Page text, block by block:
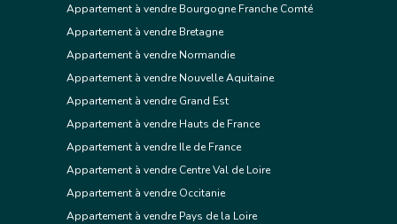
Appartement à vendre Bourgogne Franche Comté
Appartement à vendre Bretagne
Appartement à vendre Normandie
Appartement à vendre Nouvelle Aquitaine
Appartement à vendre Grand Est
Appartement à vendre Hauts de France
Appartement à vendre Ile de France
Appartement à vendre Centre Val de Loire
Appartement à vendre Occitanie
Appartement à vendre Pays de la Loire